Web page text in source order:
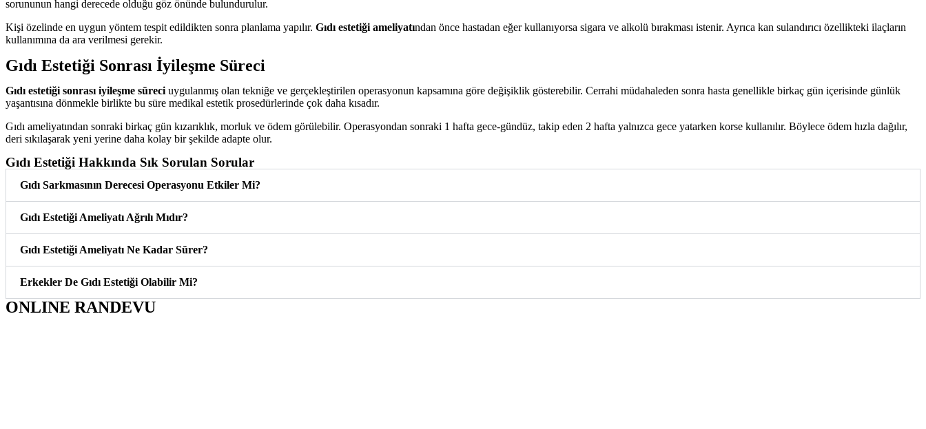
sorununun hangi derecede olduğu göz önünde bulundurulur.
Kişi özelinde en uygun yöntem tespit edildikten sonra planlama yapılır. Gıdı estetiği ameliyatından önce hastadan eğer kullanıyorsa sigara ve alkolü bırakması istenir. Ayrıca kan sulandırıcı özellikteki ilaçların
kullanımına da ara verilmesi gerekir.
Gıdı Estetiği Sonrası İyileşme Süreci
Gıdı estetiği sonrası iyileşme süreci uygulanmış olan tekniğe ve gerçekleştirilen operasyonun kapsamına göre değişiklik gösterebilir. Cerrahi müdahaleden sonra hasta genellikle birkaç gün içerisinde günlük
yaşantısına dönmekle birlikte bu süre medikal estetik prosedürlerinde çok daha kısadır.
Gıdı ameliyatından sonraki birkaç gün kızarıklık, morluk ve ödem görülebilir. Operasyondan sonraki 1 hafta gece-gündüz, takip eden 2 hafta yalnızca gece yatarken korse kullanılır. Böylece ödem hızla dağılır,
deri sıkılaşarak yeni yerine daha kolay bir şekilde adapte olur.
Gıdı Estetiği Hakkında Sık Sorulan Sorular
Gıdı Sarkmasının Derecesi Operasyonu Etkiler Mi?
Gıdı Estetiği Ameliyatı Ağrılı Mıdır?
Gıdı Estetiği Ameliyatı Ne Kadar Sürer?
Erkekler De Gıdı Estetiği Olabilir Mi?
ONLINE RANDEVU